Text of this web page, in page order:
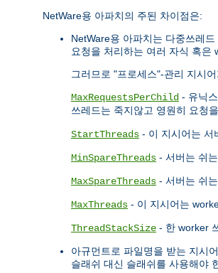
NetWare용 아파치의 주된 차이점은:
NetWare용 아파치는 다중쓰레
요청을 처리하는 여러 자식 혹은
그러므로 "프로세스"-관리 지시
MaxRequestsPerChild - 유닉
쓰레드는 죽지않고 영원히 요청
StartThreads - 이 지시어는 서
MinSpareThreads - 서버는 쉬
MaxSpareThreads - 서버는 쉬
MaxThreads - 이 지시어는
ThreadStackSize - 한 worker
아규먼트로 파일명을 받는 지시
슬래쉬 대신 슬래쉬를 사용해야